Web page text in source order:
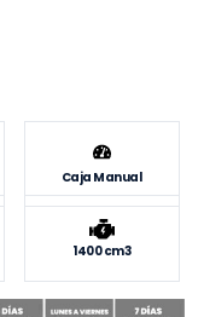
Caja Manual
1400 cm3